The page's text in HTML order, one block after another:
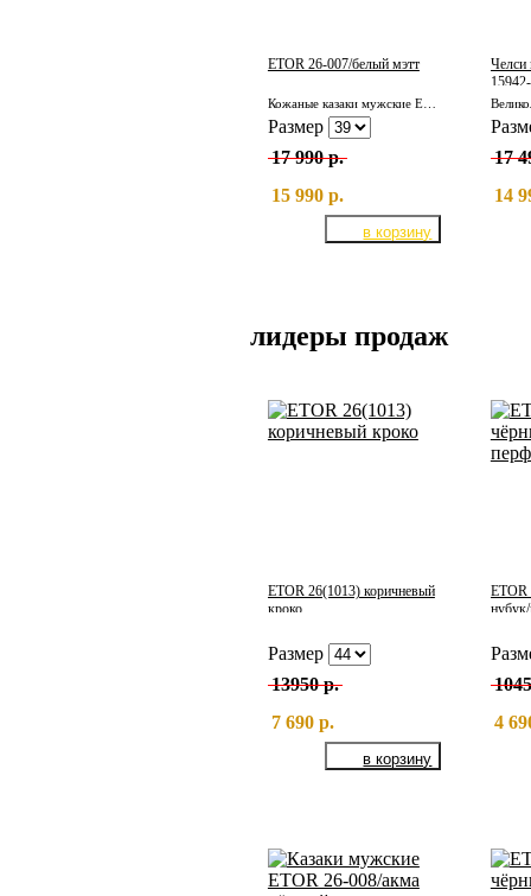
ETOR 26-007/белый мэтт
Кожаные казаки мужские ETOR 26-007/белый мэтт
Размер
17 990 р.
15 990 р.
Челси
17
14
лидеры продаж
ETOR 26(1013) коричневый
кроко
Размер
13950 р.
7 690 р.
ETOR
4